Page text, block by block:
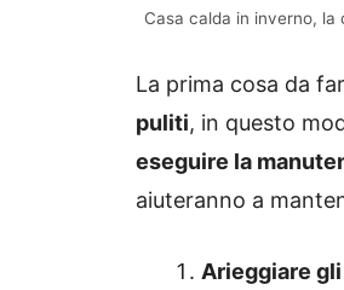
Casa calda in inverno, la
La prima cosa da
puliti, in questo
eseguire la
aiuteranno a
Arieggiare